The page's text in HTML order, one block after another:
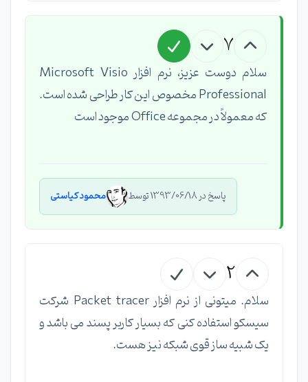
7
سلام دوست عزیز، نرم افزار Microsoft Visio
Professional مخصوص این کار طراحی شده است.
که معمولاً در مجموعه Office موجود است
پاسخ در 1393/06/18 توسط محمود کیاستی
2
سلام. میتونی از نرم افزار Packet tracer شرکت
سیسکو استفاده کنی که بسیار کاربر پسند می باشد و
یک شبیه ساز قوی شبکه نیز هست.